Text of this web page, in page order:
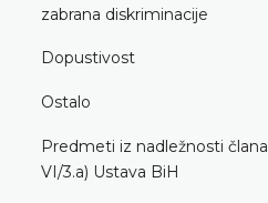
zabrana diskriminacije
Dopustivost
Ostalo
Predmeti iz nadležnosti člana
VI/3.а) Ustava BiH